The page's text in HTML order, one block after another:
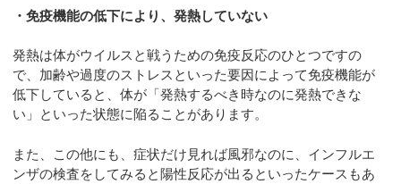
・免疫機能の低下により、発熱していない
発熱は体がウイルスと戦うための免疫反応のひとつですの
で、加齢や過度のストレスといった要因によって免疫機能が
低下していると、体が「発熱するべき時なのに発熱できな
い」といった状態に陥ることがあります。
また、この他にも、症状だけ見れば風邪なのに、インフルエ
ンザの検査をしてみると陽性反応が出るといったケースもあ